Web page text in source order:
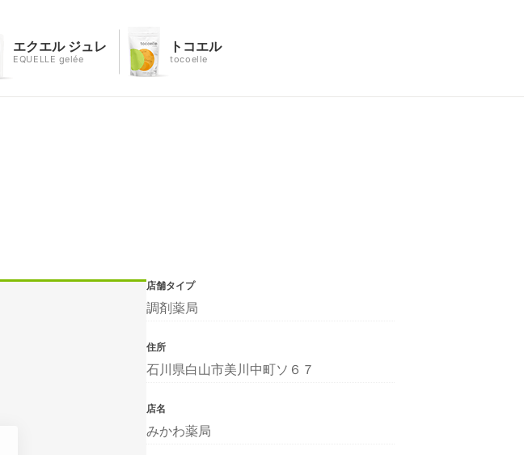
エクエル ジュレ
EQUELLE gelée
トコエル
tocoelle
店舗タイプ
調剤薬局
住所
石川県白山市美川中町ソ６７
店名
みかわ薬局